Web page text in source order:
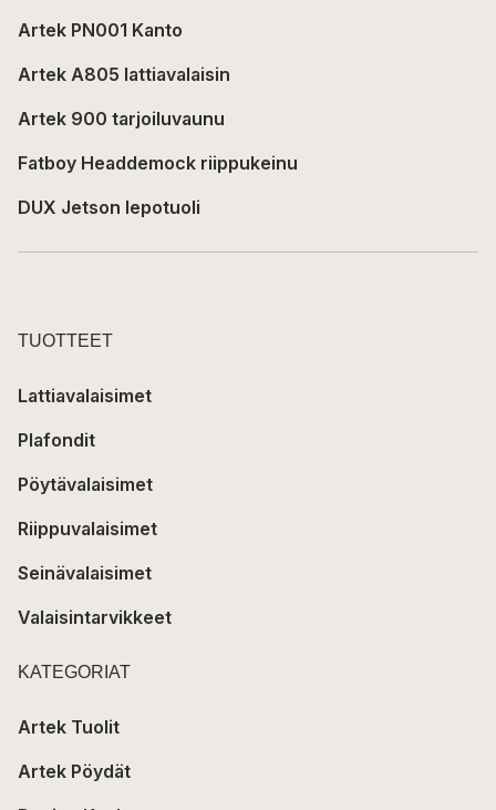
Artek PN001 Kanto
Artek A805 lattiavalaisin
Artek 900 tarjoiluvaunu
Fatboy Headdemock riippukeinu
DUX Jetson lepotuoli
TUOTTEET
Lattiavalaisimet
Plafondit
Pöytävalaisimet
Riippuvalaisimet
Seinävalaisimet
Valaisintarvikkeet
KATEGORIAT
Artek Tuolit
Artek Pöydät